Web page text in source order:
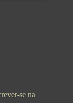
se na